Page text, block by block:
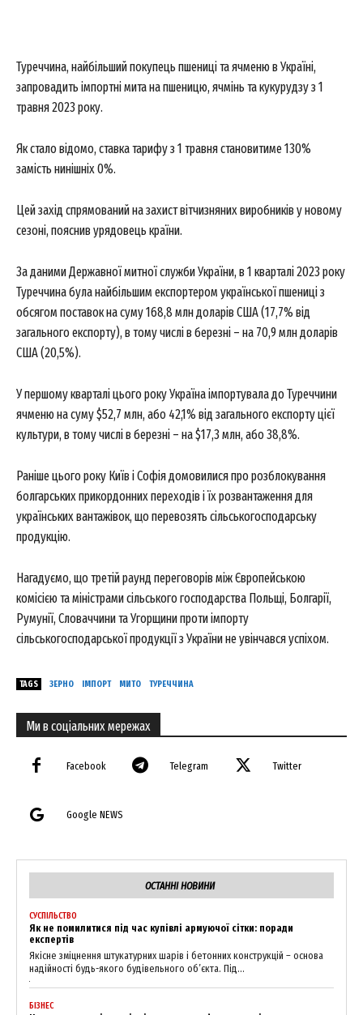
Туреччина, найбільший покупець пшениці та ячменю в Україні,
запровадить імпортні мита на пшеницю, ячмінь та кукурудзу з 1
травня 2023 року.
Як стало відомо, ставка тарифу з 1 травня становитиме 130%
замість нинішніх 0%.
Цей захід спрямований на захист вітчизняних виробників у новому
сезоні, пояснив урядовець країни.
За даними Державної митної служби України, в 1 кварталі 2023 року
Туреччина була найбільшим експортером української пшениці з
обсягом поставок на суму 168,8 млн доларів США (17,7% від
загального експорту), в тому числі в березні – на 70,9 млн доларів
США (20,5%).
У першому кварталі цього року Україна імпортувала до Туреччини
ячменю на суму $52,7 млн, або 42,1% від загального експорту цієї
культури, в тому числі в березні – на $17,3 млн, або 38,8%.
Раніше цього року Київ і Софія домовилися про розблокування
болгарських прикордонних переходів і їх розвантаження для
українських вантажівок, що перевозять сільськогосподарську
продукцію.
Нагадуємо, що третій раунд переговорів між Європейською
комісією та міністрами сільського господарства Польщі, Болгарії,
Румунії, Словаччини та Угорщини проти імпорту
сільськогосподарської продукції з України не увінчався успіхом.
TAGS ЗЕРНО ІМПОРТ МИТО ТУРЕЧЧИНА
Ми в соціальних мережах
Facebook Telegram Twitter
Google NEWS
ОСТАННІ НОВИНИ
СУСПІЛЬСТВО
Як не помилитися під час купівлі армуючої сітки: поради
експертів
Якісне зміцнення штукатурних шарів і бетонних конструкцій – основа
надійності будь-якого будівельного об’єкта. Під...
БІЗНЕС